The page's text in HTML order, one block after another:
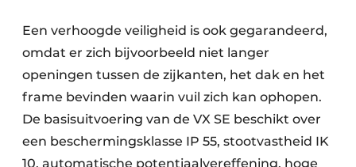
Een verhoogde veiligheid is ook gegarandeerd,
omdat er zich bijvoorbeeld niet langer
openingen tussen de zijkanten, het dak en het
frame bevinden waarin vuil zich kan ophopen.
De basisuitvoering van de VX SE beschikt over
een beschermingsklasse IP 55, stootvastheid IK
10, automatische potentiaalvereffening, hoge